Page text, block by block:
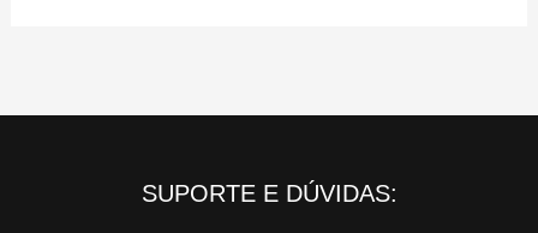
SUPORTE E DÚVIDAS: